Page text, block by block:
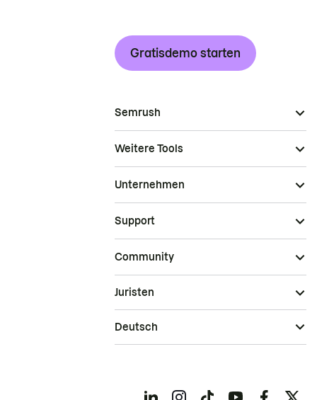
Gratisdemo starten
Semrush
Weitere Tools
Unternehmen
Support
Community
Juristen
Deutsch